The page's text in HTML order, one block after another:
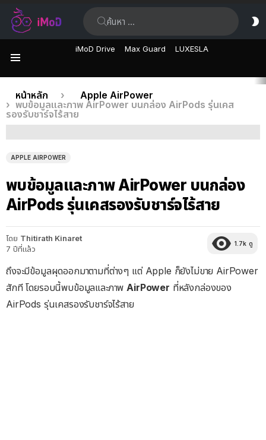
iMoD Drive Max Guard LUXESLA
เรื่อง
ล่าสุด
คุณอยู่ที่นี่:
หน้าหลัก
Apple AirPower
พบข้อมูลและภาพ AirPower บนกล่อง AirPods รุ่นเคส
รองรับชาร์จไร้สาย
APPLE AIRPOWER
พบข้อมูลและภาพ AirPower บนกล่อง
AirPods รุ่นเคสรองรับชาร์จไร้สาย
โดย Thitirath Kinaret
7 ปีที่แล้ว
1.7k ดู
ถึงจะมีข้อมูลผุดออกมาตามที่ต่างๆ แต่ Apple ก็ยังไม่ขาย AirPower
สักที โดยรอบนี้พบข้อมูลและภาพAirPower ที่หลังกล่องของ
AirPods รุ่นเคสรองรับชาร์จไร้สาย